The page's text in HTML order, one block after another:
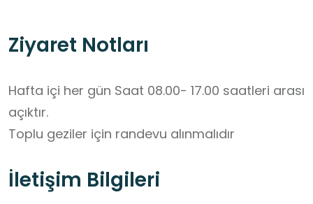
Ziyaret Notları
Hafta içi her gün Saat 08.00- 17.00 saatleri arası
açıktır.
Toplu geziler için randevu alınmalıdır
İletişim Bilgileri